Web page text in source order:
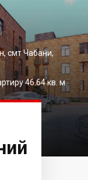
смт Чабани,
46.64 кв. м.